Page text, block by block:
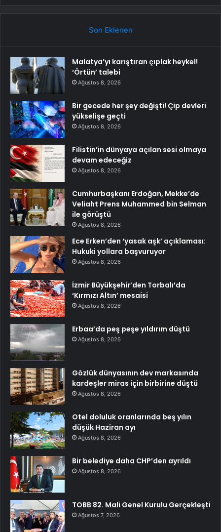
Son Eklenen
Malatya’yı karıştıran çıplak heykel!
‘Örtün’ talebi
Ağustos 8, 2026
Bir gecede her şey değişti! Çip devleri
yükselişe geçti
Ağustos 8, 2026
Filistin’in dünyaya açılan sesi olmaya
devam edeceğiz
Ağustos 8, 2026
Cumhurbaşkanı Erdoğan, Mekke’de
Veliaht Prens Muhammed bin Selman
ile görüştü
Ağustos 8, 2026
Ece Erken’den ‘yasak aşk’ açıklaması:
Hukuki yollara başvuruyor
Ağustos 8, 2026
İzmir Büyükşehir’den Torbalı’da
‘Kırmızı Altın’ mesaisi
Ağustos 8, 2026
Erbaa’da peş peşe yıldırım düştü
Ağustos 8, 2026
Gözlük dünyasının dev markasında
kardeşler miras için birbirine düştü
Ağustos 8, 2026
Otel doluluk oranlarında beş yılın
düşük Haziran ayı
Ağustos 8, 2026
Bir belediye daha CHP’den ayrıldı
Ağustos 8, 2026
TOBB 82. Mali Genel Kurulu Gerçekleşti
Ağustos 7, 2026